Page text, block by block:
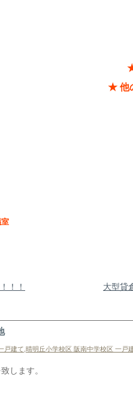
★ 他
！！ 大型
戸建て 晴明丘小学校区 阪南中学校区 一戸
します。